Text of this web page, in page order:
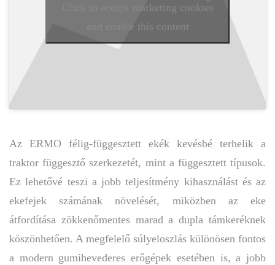
Click to accept marketing cookies
and enable this content
Az ERMO félig-függesztett ekék kevésbé terhelik a
traktor függesztő szerkezetét, mint a függesztett típusok.
Ez lehetővé teszi a jobb teljesítmény kihasználást és az
ekefejek számának növelését, miközben az eke
átfordítása zökkenőmentes marad a dupla támkeréknek
köszönhetően. A megfelelő súlyeloszlás különösen fontos
a modern gumihevederes erőgépek esetében is, a jobb